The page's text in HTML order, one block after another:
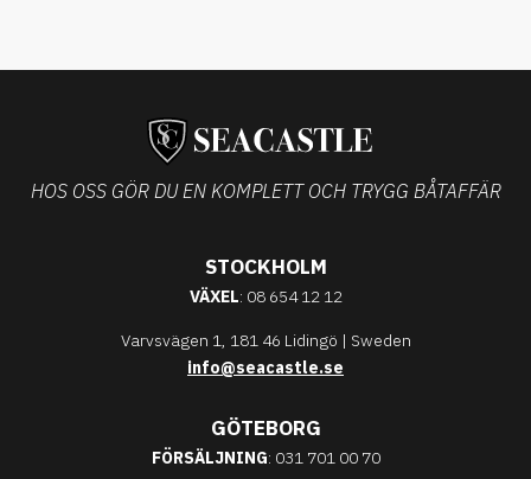
HOS OSS GÖR DU EN KOMPLETT OCH TRYGG BÅTAFFÄR
STOCKHOLM
VÄXEL: 08 654 12 12
Varvsvägen 1, 181 46 Lidingö | Sweden
info@seacastle.se
GÖTEBORG
FÖRSÄLJNING: 031 701 00 70